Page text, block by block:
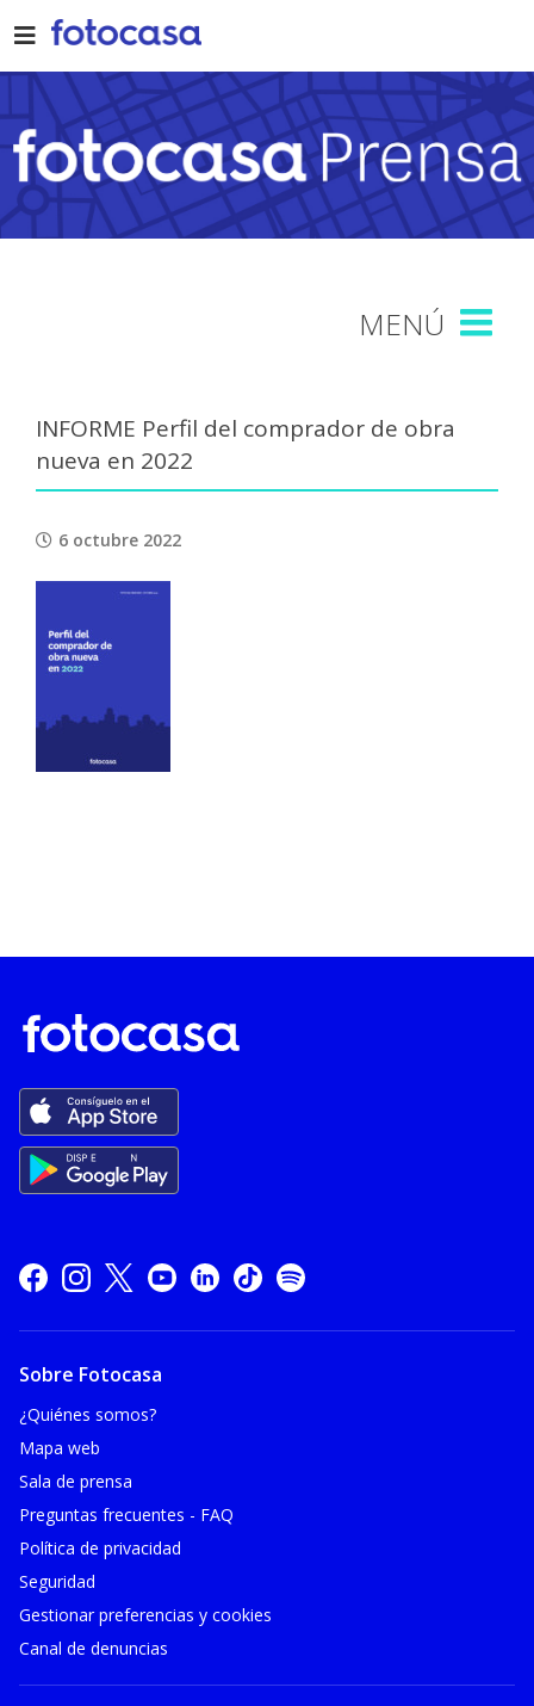
to
content
INFORME Perfil del comprador de obra
nueva en 2022
6 octubre 2022
Sobre Fotocasa
¿Quiénes somos?
Mapa web
Sala de prensa
Preguntas frecuentes - FAQ
Política de privacidad
Seguridad
Gestionar preferencias y cookies
Canal de denuncias